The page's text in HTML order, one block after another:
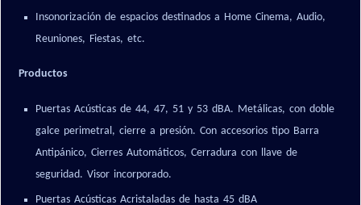
Insonorización de espacios destinados a Home Cinema, Audio,
Reuniones, Fiestas, etc.
Productos
Puertas Acústicas de 44, 47, 51 y 53 dBA. Metálicas, con doble
galce perimetral, cierre a presión. Con accesorios tipo Barra
Antipánico, Cierres Automáticos, Cerradura con llave de
seguridad. Visor incorporado.
Puertas Acústicas Acristaladas de hasta 45 dBA